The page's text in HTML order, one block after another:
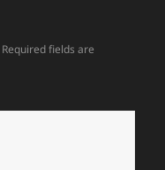
Required fields are